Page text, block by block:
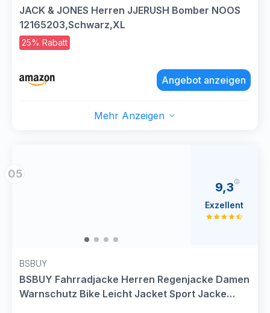
JACK & JONES Herren JJERUSH Bomber NOOS
12165203,Schwarz,XL
25% Rabatt
Angebot anzeigen
Mehr Anzeigen
05
BSBUY
BSBUY Fahrradjacke Herren Regenjacke Damen
Warnschutz Bike Leicht Jacket Sport Jacke
9,3
Exzellent